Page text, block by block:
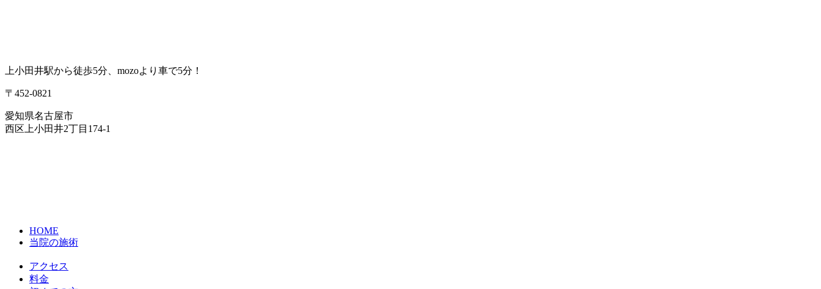
上小田井駅から徒歩5分、mozoより車で5分！
〒452-0821
愛知県名古屋市
西区上小田井2丁目174-1
HOME
当院の施術
アクセス
料金